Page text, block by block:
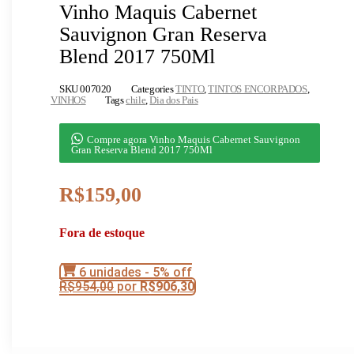
Vinho Maquis Cabernet
Sauvignon Gran Reserva
Blend 2017 750Ml
SKU007020 CategoriesTINTO,TINTOS ENCORPADOS,
VINHOS
Tagschile,Dia dos Pais
Compre agora Vinho Maquis Cabernet Sauvignon
Gran Reserva Blend 2017 750Ml
R$159,00
Fora de estoque
6 unidades - 5% off
R$954,00porR$906,30